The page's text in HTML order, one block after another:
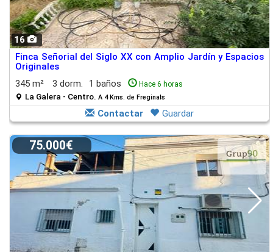
16
Finca Señorial del Siglo XX con Amplio Jardín y Espacios
Originales
345 m²
3 dorm. 1 baños Hace 6 horas
La Galera - Centro. A 4 Kms. de Freginals
Contactar Guardar
75.000€